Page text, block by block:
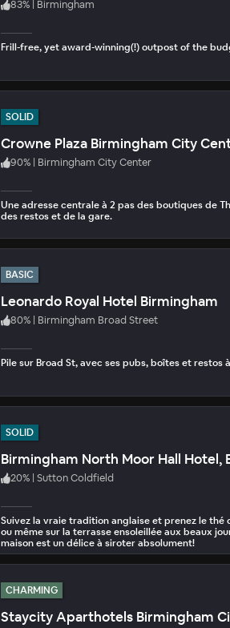
83% Birmingham
Frill-free, yet award-winning(!) outpost of the
SOLID
Crowne Plaza Birmingham City
90% | Birmingham City Center
Une adresse centrale à 2 pas des boutiques de
des restos et de la gare.
BASIC
Leonardo Royal Hotel Birmingham
80% | Birmingham Broad Street
Pile sur Broad St, avec ses pubs, boîtes et restos
SOLID
20% | Sutton Coldfield
Suivez la vraie tradition anglaise et prenez le thé
ou même sur la terrasse ensoleillée aux beaux
maison est un délice à siroter absolument!
CHARMING
Staycity Aparthotels Birmingham